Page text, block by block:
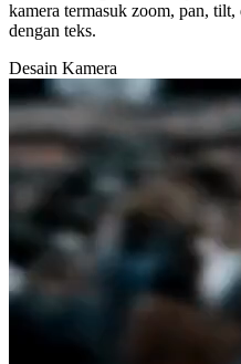
kamera termasuk zoom, pan,
dengan teks.
Desain Kamera